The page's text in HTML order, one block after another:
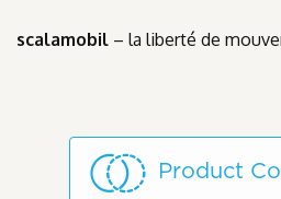
scalamobil – la liberté de
Product